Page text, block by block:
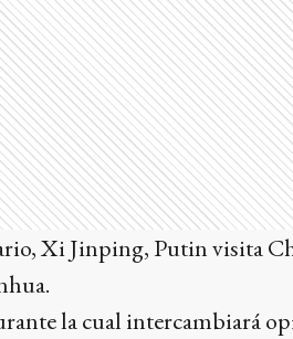
Xi Jinping, Putin visita
la cual intercambiará